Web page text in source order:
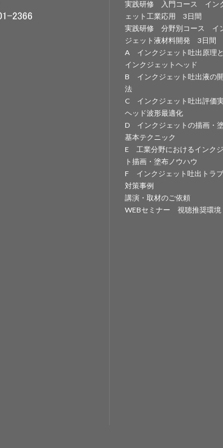
実践研修 入門コース イン
ェット工業応用 3日間
実践研修 分野別コース イ
ジェット液材料開発 3日間
A インクジェット吐出原理
インクジェットヘッド
B インクジェット吐出液の
法
C インクジェット吐出評価
ヘッド波形最適化
D インクジェットの描画・
基本テクニック
E 工業分野におけるインク
ト描画・塗布ノウハウ
F インクジェット吐出トラ
対策事例
講演・取材のご依頼
WEBセミナー 視聴推奨環境